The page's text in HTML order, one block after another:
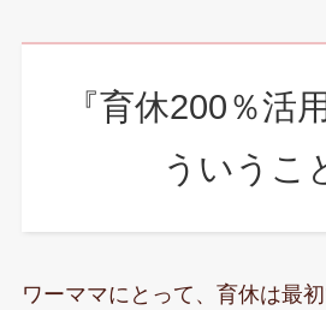
『育休200％活
ういうこ
ワーママにとって、育休は最